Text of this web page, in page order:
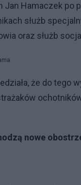
Hamaczek po
służb
oraz służb
że do tego
nowe